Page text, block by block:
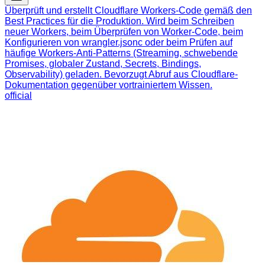
Überprüft und erstellt Cloudflare Workers-Code gemäß den
Best Practices für die Produktion. Wird beim Schreiben
neuer Workers, beim Überprüfen von Worker-Code, beim
Konfigurieren von wrangler.jsonc oder beim Prüfen auf
häufige Workers-Anti-Patterns (Streaming, schwebende
Promises, globaler Zustand, Secrets, Bindings,
Observability) geladen. Bevorzugt Abruf aus Cloudflare-
Dokumentation gegenüber vortrainiertem Wissen.
official